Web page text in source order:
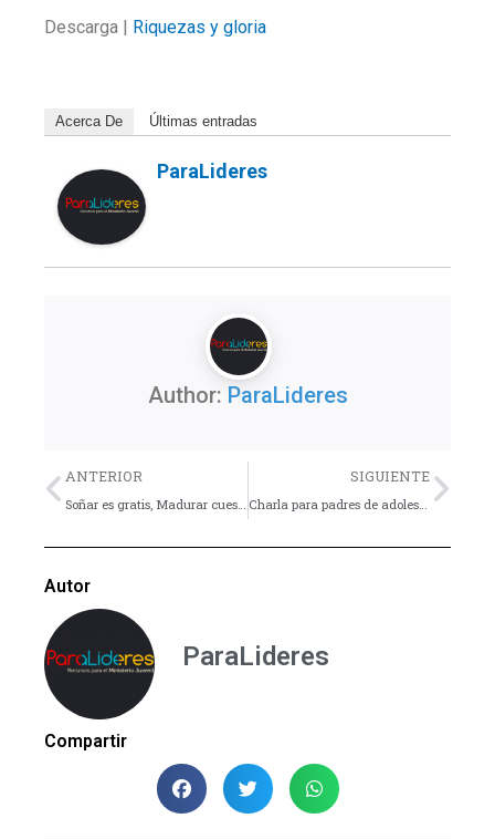
Descarga | Riquezas y gloria
Acerca De Últimas entradas
ParaLideres
Author: ParaLideres
Previo
ANTERIOR SIGUIENTE
Charla para padres de adolescentes por Yordi Rosado.
Autor
ParaLideres
Compartir